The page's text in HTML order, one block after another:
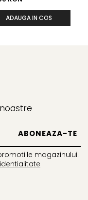
ADAUGA IN COS
magazinului.